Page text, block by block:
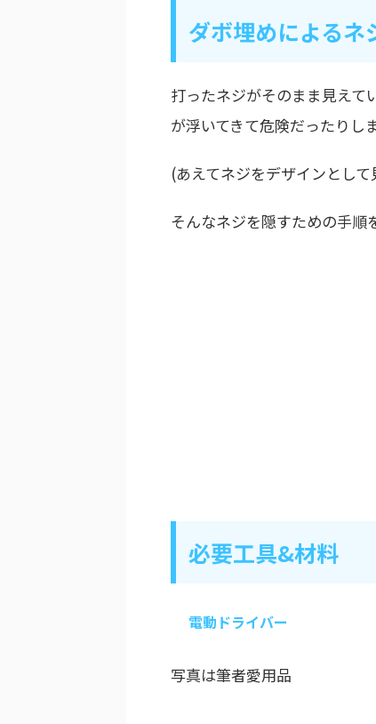
ダボ埋めによるネ
打ったネジがそのまま見えて
が浮いてきて危険だったりしま
(あえてネジをデザインとし
そんなネジを隠すための手順
必要工具&材料
電動ドライバー
写真は筆者愛用品